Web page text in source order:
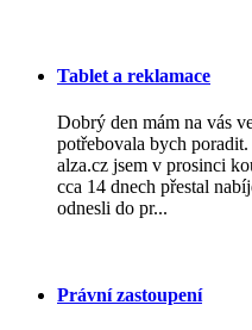
Tablet a reklamace
Dobrý den mám na vás
potřebovala bych poradit.
alza.cz jsem v prosinci
cca 14 dnech přestal
odnesli do pr...
Právní zastoupení